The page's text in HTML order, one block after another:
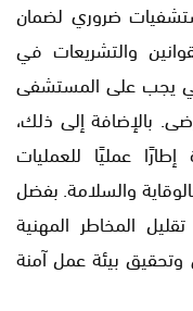
ضروري لضمان
والتشريعات في
يجب على المستشفى
بالإضافة إلى ذلك،
عمليًا للعمليات
بالوقاية والسلامة. بفضل
المخاطر المهنية
بيئة عمل آمنة